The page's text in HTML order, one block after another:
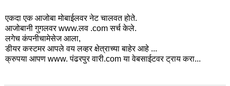
एकदा एक आजोबा मोबाईलवर नेट चालवत होते.
आजोबानी गुगलवर www.लव .com सर्च केले.
लगेच कंपनीचामेसेज आला,
डीयर कस्टमर आपले वय लव्हर क्षेत्राच्या बाहेर आहे ...
क्रुपया आपण www. पंढरपुर वारी.com या वेबसाईटवर ट्राय करा...